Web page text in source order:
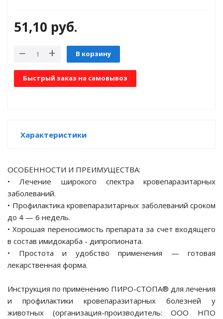
веществ
51,10 руб.
В корзину
Быстрый заказ на самовывоз
Характеристики
ОСОБЕННОСТИ И ПРЕИМУЩЕСТВА:
• Лечение широкого спектра кровепаразитарных
заболеваний.
• Профилактика кровепаразитарных заболеваний сроком
до 4 — 6 недель.
• Хорошая переносимость препарата за счет входящего
в состав имидокарба - дипропионата.
• Простота и удобство применения — готовая
лекарственная форма.
Инструкция по применению ПИРО-СТОПА® для лечения
и профилактики кровепаразитарных болезней у
животных (организация-производитель: ООО НПО